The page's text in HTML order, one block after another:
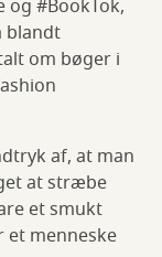
#BookTok,
blandt
om bøger i
af, at man
at stræbe
et smukt
et menneske